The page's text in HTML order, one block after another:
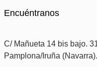
Encuéntranos
C/ Mañueta 14 bis bajo.
Pamplona/Iruña (Navarra).